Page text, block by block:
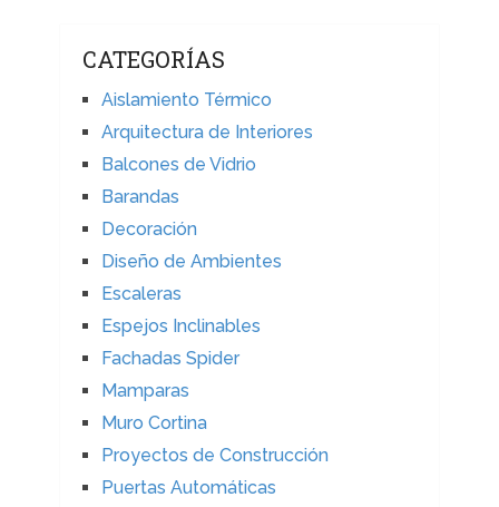
CATEGORÍAS
Aislamiento Térmico
Arquitectura de Interiores
Balcones de Vidrio
Barandas
Decoración
Diseño de Ambientes
Escaleras
Espejos Inclinables
Fachadas Spider
Mamparas
Muro Cortina
Proyectos de Construcción
Puertas Automáticas